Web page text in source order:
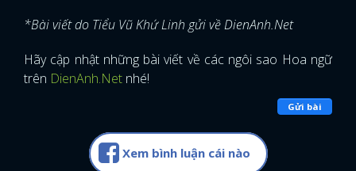
*Bài viết do Tiểu Vũ Khứ Linh gửi về DienAnh.Net
Hãy cập nhật những bài viết về các ngôi sao Hoa ngữ
trên DienAnh.Net nhé!
Gửi bài
Xem bình luận cái nào